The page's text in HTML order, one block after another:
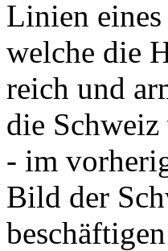
Linien
welche die
reich und
die
- im
Bild der